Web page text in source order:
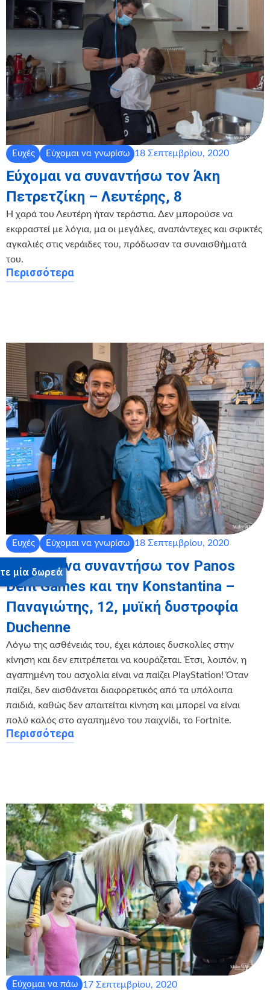
Ευχές Εύχομαι να γνωρίσω 18 Σεπτεμβρίου, 2020
Εύχομαι να συναντήσω τον Άκη
Πετρετζίκη – Λευτέρης, 8
Η χαρά του Λευτέρη ήταν τεράστια. Δεν μπορούσε να
εκφραστεί με λόγια, μα οι μεγάλες, αναπάντεχες και σφικτές
αγκαλιές στις νεράιδες του, πρόδωσαν τα συναισθήματά
του.
Περισσότερα
Ευχές Εύχομαι να γνωρίσω 18 Σεπτεμβρίου, 2020
Εύχομαι να συναντήσω τον Panos
Dent Games και την Konstantina –
Παναγιώτης, 12, μυϊκή δυστροφία
Duchenne
Λόγω της ασθένειάς του, έχει κάποιες δυσκολίες στην
κίνηση και δεν επιτρέπεται να κουράζεται. Έτσι, λοιπόν, η
αγαπημένη του ασχολία είναι να παίζει PlayStation! Όταν
παίζει, δεν αισθάνεται διαφορετικός από τα υπόλοιπα
παιδιά, καθώς δεν απαιτείται κίνηση και μπορεί να είναι
πολύ καλός στο αγαπημένο του παιχνίδι, το Fortnite.
Περισσότερα
Εύχομαι να πάω 17 Σεπτεμβρίου, 2020